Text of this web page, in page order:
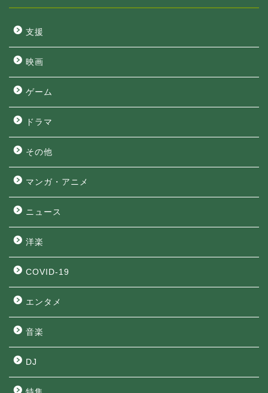
支援
映画
ゲーム
ドラマ
その他
マンガ・アニメ
ニュース
洋楽
COVID-19
エンタメ
音楽
DJ